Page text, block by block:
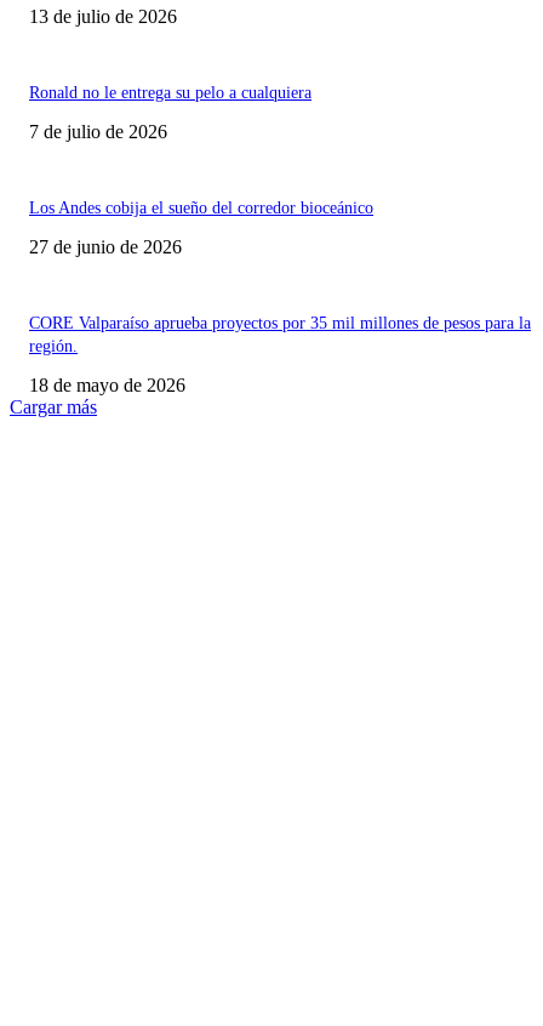
13 de julio de 2026
Ronald no le entrega su pelo a cualquiera
7 de julio de 2026
Los Andes cobija el sueño del corredor bioceánico
27 de junio de 2026
CORE Valparaíso aprueba proyectos por 35 mil millones de pesos para la
región.
18 de mayo de 2026
Cargar más